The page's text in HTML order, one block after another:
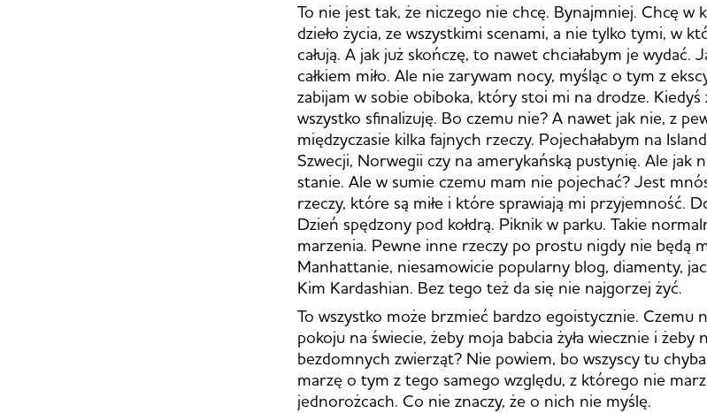
To nie jest tak, że niczego nie chcę. Bynajmniej. Chcę w
dzieło życia, ze wszystkimi scenami, a nie tylko tymi, w
całują. A jak już skończę, to nawet chciałabym je wydać.
całkiem miło. Ale nie zarywam nocy, myśląc o tym z
zabijam w sobie obiboka, który stoi mi na drodze. Kiedyś
wszystko sfinalizuję. Bo czemu nie? A nawet jak nie, z
międzyczasie kilka fajnych rzeczy. Pojechałabym na
Szwecji, Norwegii czy na amerykańską pustynię. Ale jak
stanie. Ale w sumie czemu mam nie pojechać? Jest
rzeczy, które są miłe i które sprawiają mi przyjemność.
Dzień spędzony pod kołdrą. Piknik w parku. Takie
marzenia. Pewne inne rzeczy po prostu nigdy nie będą
Manhattanie, niesamowicie popularny blog, diamenty,
Kim Kardashian. Bez tego też da się nie najgorzej żyć.
To wszystko może brzmieć bardzo egoistycznie. Czemu
pokoju na świecie, żeby moja babcia żyła wiecznie i żeby
bezdomnych zwierząt? Nie powiem, bo wszyscy tu
marzę o tym z tego samego względu, z którego nie
jednorożcach. Co nie znaczy, że o nich nie myślę.